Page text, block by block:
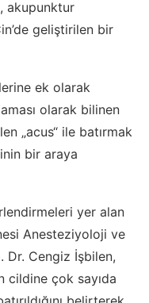
akupunktur
geliştirilen bir
ek olarak
olarak bilinen
„acus“ ile batırmak
bir araya
yer alan
Anesteziyoloji ve
Dr. Cengiz İşbilen,
cildine çok sayıda